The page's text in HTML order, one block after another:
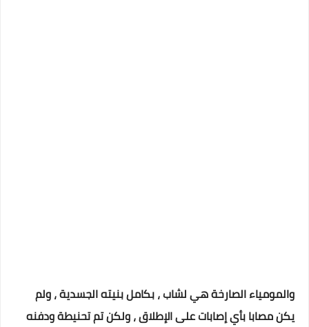
والمومياء الصارخة هي لشاب ، بكامل بنيته الجسدية ، ولم
يكن مصابا بأي إصابات على الإطلاق ، ولكن تم تحنيطة ودفنه